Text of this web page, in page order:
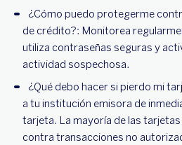
¿Cómo puedo protegerme
de crédito?: Monitorea
utiliza contraseñas seguras y
actividad sospechosa.
¿Qué debo hacer si pierdo mi
a tu institución emisora de
tarjeta. La mayoría de las
contra transacciones no